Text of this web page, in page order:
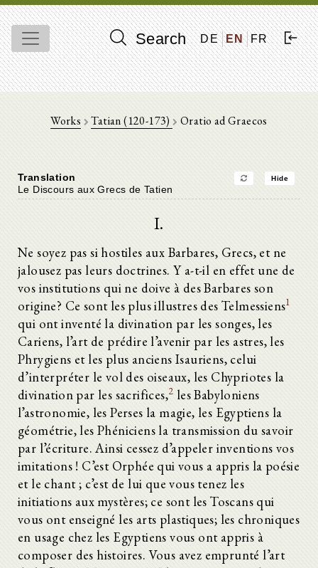
Search DE EN FR
Works Tatian (120-173) Oratio ad Graecos
Translation Hide
Le Discours aux Grecs de Tatien
I.
Ne soyez pas si hostiles aux Barbares, Grecs, et ne
jalousez pas leurs doctrines. Y a-t-il en effet une de
vos institutions qui ne doive à des Barbares son
origine? Ce sont les plus illustres des Telmessiens1
qui ont inventé la divination par les songes, les
Cariens, l’art de prédire l’avenir par les astres, les
Phrygiens et les plus anciens Isauriens, celui
d’interpréter le vol des oiseaux, les Chypriotes la
divination par les sacrifices,2 les Babyloniens
l’astronomie, les Perses la magie, les Egyptiens la
géométrie, les Phéniciens la transmission du savoir
par l’écriture. Ainsi cessez d’appeler inventions vos
imitations ! C’est Orphée qui vous a appris la poésie
et le chant ; c’est de lui que vous tenez les
initiations aux mystères; ce sont les Toscans qui
vous ont enseigné les arts plastiques; les chroniques
en usage chez les Egyptiens vous ont appris à
composer des histoires. Vous avez emprunté l’art